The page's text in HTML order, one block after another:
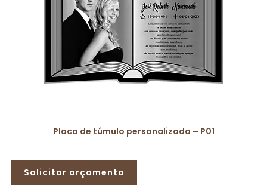
Placa de túmulo personalizada – P01
Solicitar orçamento